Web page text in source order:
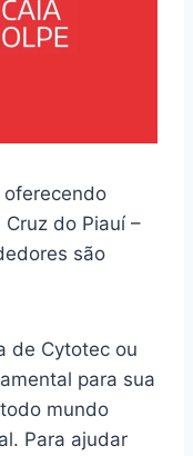
do Piauí –
são
de Cytotec ou
para sua
mundo
Para ajudar